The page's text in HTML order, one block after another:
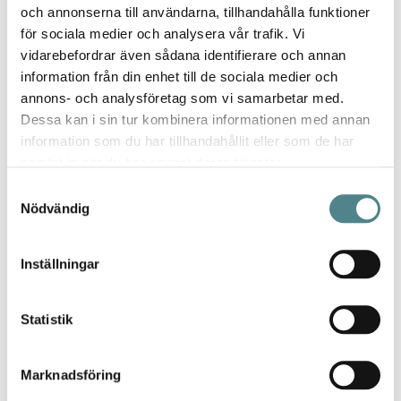
och annonserna till användarna, tillhandahålla funktioner
för sociala medier och analysera vår trafik. Vi
vidarebefordrar även sådana identifierare och annan
information från din enhet till de sociala medier och
annons- och analysföretag som vi samarbetar med.
Dessa kan i sin tur kombinera informationen med annan
information som du har tillhandahållit eller som de har
Nödvändig
Inställningar
Statistik
Marknadsföring
Bra & sköna skor!
Betyg *
100%
Supernöjd!
Recenserad av Tessan
Publicerat
den
2024-04-20
100%
Jättesköna skor som gör underverk för ryggen o fötterna då man
storlek 38 som passade perfekt. Rekommenderas varmt
Betyg *